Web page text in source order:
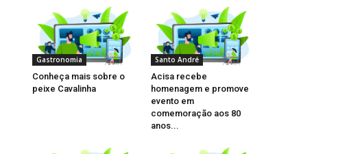
Gastronomia
Conheça mais sobre o
peixe Cavalinha
Santo André
Acisa recebe
homenagem e promove
evento em
comemoração aos 80
anos...